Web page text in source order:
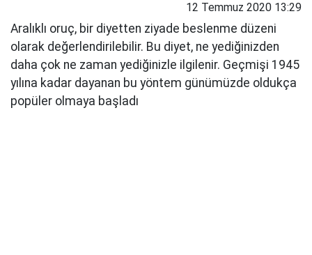
12 Temmuz 2020 13:29
Aralıklı oruç, bir diyetten ziyade beslenme düzeni
olarak değerlendirilebilir. Bu diyet, ne yediğinizden
daha çok ne zaman yediğinizle ilgilenir. Geçmişi 1945
yılına kadar dayanan bu yöntem günümüzde oldukça
popüler olmaya başladı